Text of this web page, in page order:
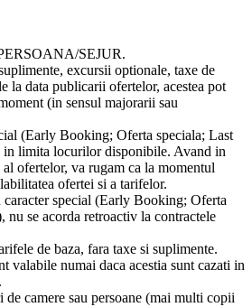
SEJUR.
excursii optionale, taxe de
la data publicarii ofertelor, acestea pot
(in sensul majorarii sau
(Early Booking; Oferta speciala; Last
in limita locurilor disponibile. Avand in
ofertelor, va rugam ca la momentul
ofertei si a tarifelor.
caracter special (Early Booking; Oferta
nu se acorda retroactiv la contractele
de baza, fara taxe si suplimente.
valabile numai daca acestia sunt cazati in
de camere sau persoane (mai multi copii